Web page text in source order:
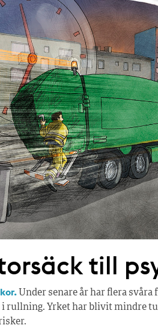
till
Under senare år har flera
rullning. Yrket har blivit mindre